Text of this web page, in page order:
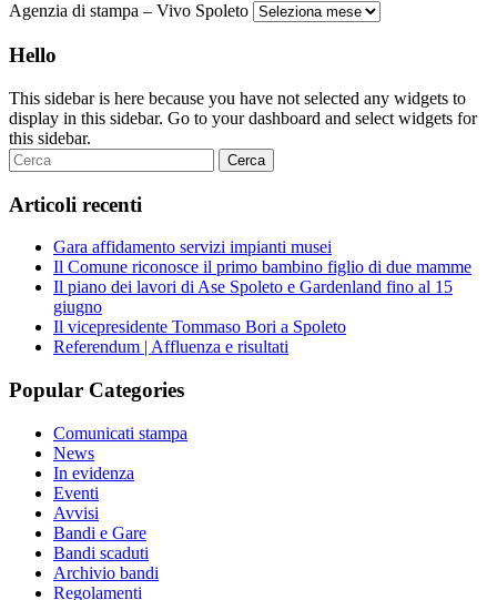
Agenzia di stampa – Vivo Spoleto
Hello
This sidebar is here because you have not selected any widgets to
display in this sidebar. Go to your dashboard and select widgets for
this sidebar.
Articoli recenti
Gara affidamento servizi impianti musei
Il Comune riconosce il primo bambino figlio di due mamme
Il piano dei lavori di Ase Spoleto e Gardenland fino al 15
giugno
Il vicepresidente Tommaso Bori a Spoleto
Referendum | Affluenza e risultati
Popular Categories
Comunicati stampa
News
In evidenza
Eventi
Avvisi
Bandi e Gare
Bandi scaduti
Archivio bandi
Regolamenti